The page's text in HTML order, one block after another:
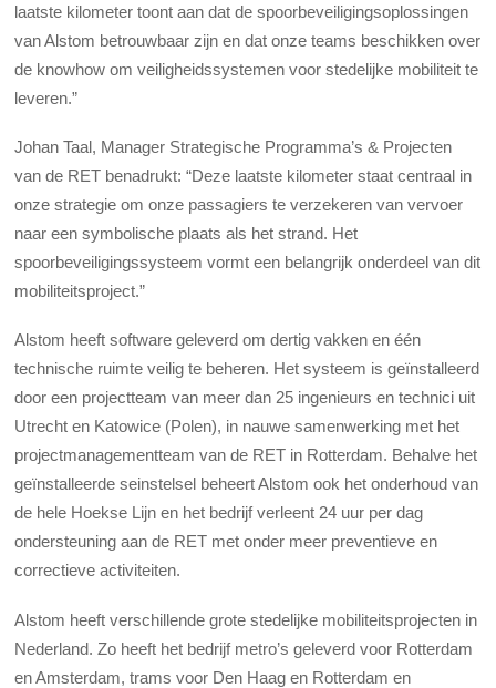
laatste kilometer toont aan dat de spoorbeveiligingsoplossingen
van Alstom betrouwbaar zijn en dat onze teams beschikken over
de knowhow om veiligheidssystemen voor stedelijke mobiliteit te
leveren.”
Johan Taal, Manager Strategische Programma’s & Projecten
van de RET benadrukt: “Deze laatste kilometer staat centraal in
onze strategie om onze passagiers te verzekeren van vervoer
naar een symbolische plaats als het strand. Het
spoorbeveiligingssysteem vormt een belangrijk onderdeel van dit
mobiliteitsproject.”
Alstom heeft software geleverd om dertig vakken en één
technische ruimte veilig te beheren. Het systeem is geïnstalleerd
door een projectteam van meer dan 25 ingenieurs en technici uit
Utrecht en Katowice (Polen), in nauwe samenwerking met het
projectmanagementteam van de RET in Rotterdam. Behalve het
geïnstalleerde seinstelsel beheert Alstom ook het onderhoud van
de hele Hoekse Lijn en het bedrijf verleent 24 uur per dag
ondersteuning aan de RET met onder meer preventieve en
correctieve activiteiten.
Alstom heeft verschillende grote stedelijke mobiliteitsprojecten in
Nederland. Zo heeft het bedrijf metro’s geleverd voor Rotterdam
en Amsterdam, trams voor Den Haag en Rotterdam en